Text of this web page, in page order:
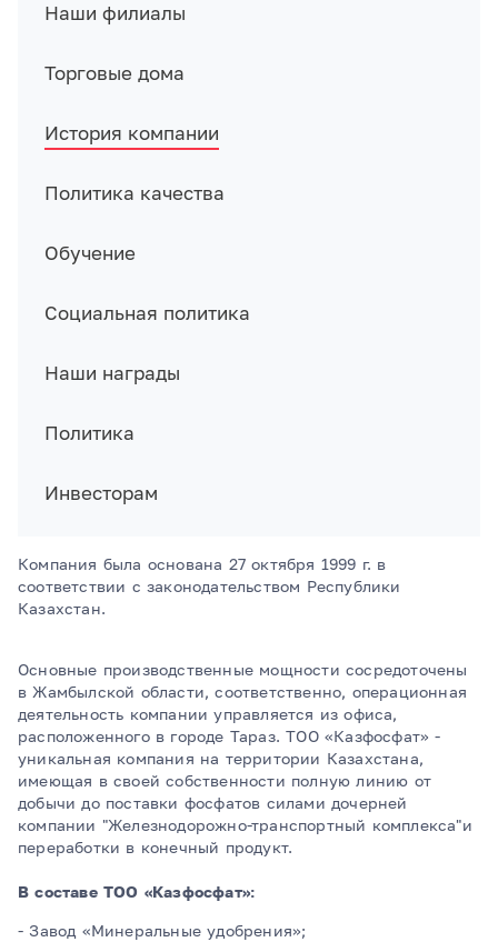
Наши филиалы
Торговые дома
История компании
Политика качества
Обучение
Социальная политика
Наши награды
Политика
Инвесторам
Компания была основана 27 октября 1999 г. в
соответствии с законодательством Республики
Казахстан.
Основные производственные мощности сосредоточены
в Жамбылской области, соответственно, операционная
деятельность компании управляется из офиса,
расположенного в городе Тараз. ТОО «Казфосфат» -
уникальная компания на территории Казахстана,
имеющая в своей собственности полную линию от
добычи до поставки фосфатов силами дочерней
компании "Железнодорожно-транспортный комплекса"и
переработки в конечный продукт.
В составе ТОО «Казфосфат»:
- Завод «Минеральные удобрения»;